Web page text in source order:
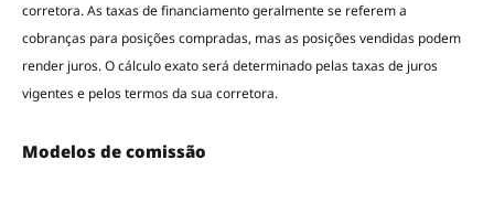
corretora. As taxas de financiamento geralmente se referem a
cobranças para posições compradas, mas as posições vendidas podem
render juros. O cálculo exato será determinado pelas taxas de juros
vigentes e pelos termos da sua corretora.
Modelos de comissão